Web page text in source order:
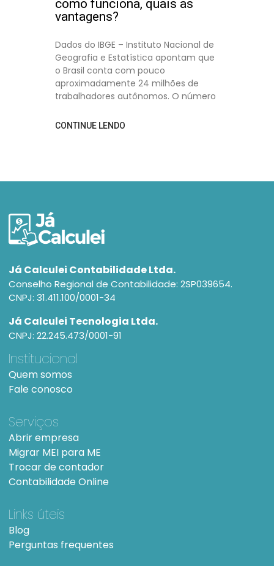
como funciona, quais as
vantagens?
Dados do IBGE – Instituto Nacional de
Geografia e Estatística apontam que
o Brasil conta com pouco
aproximadamente 24 milhões de
trabalhadores autônomos. O número
CONTINUE LENDO
Já Calculei Contabilidade Ltda.
Conselho Regional de Contabilidade: 2SP039654.
CNPJ: 31.411.100/0001-34
Já Calculei Tecnologia Ltda.
CNPJ: 22.245.473/0001-91
Institucional
Quem somos
Fale conosco
Serviços
Abrir empresa
Migrar MEI para ME
Trocar de contador
Contabilidade Online
Links úteis
Blog
Perguntas frequentes